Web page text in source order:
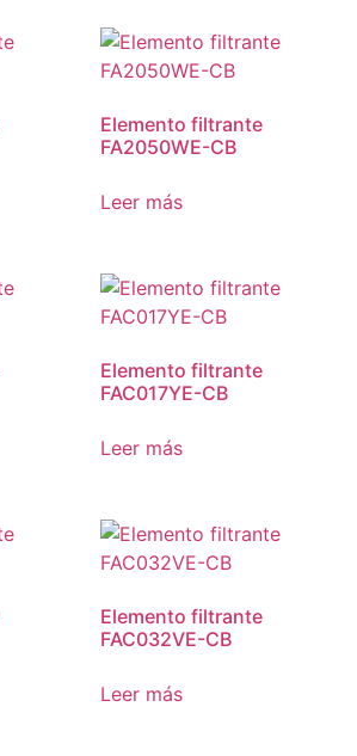
Elemento filtrante
FA2050WE-CB
Leer más
Elemento filtrante
FAC017YE-CB
Leer más
Elemento filtrante
FAC032VE-CB
Leer más